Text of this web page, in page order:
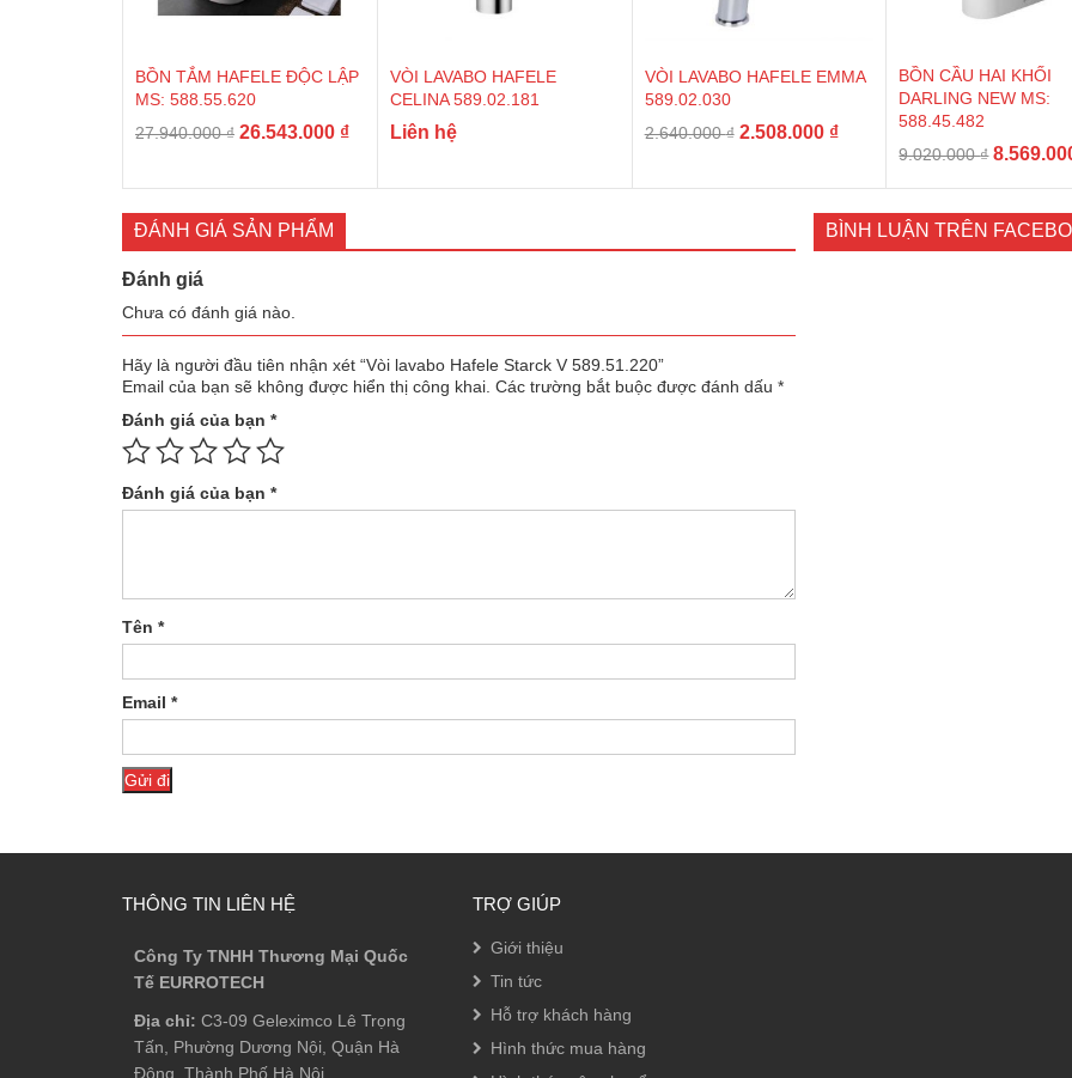
BỒN TẮM HAFELE ĐỘC LẬP
MS: 588.55.620
27.940.000₫ Giá
26.543.000 ₫Giá
VÒI LAVABO HAFELE
CELINA 589.02.181
Liên hệ
VÒI LAVABO HAFELE EMMA
589.02.030
2.640.000₫ Giá
2.508.000 ₫Giá
2.508.000 ₫.
BỒN CẦU HAI KHỐI
DARLING NEW MS:
588.45.482
9.020.000₫ Giá
ĐÁNH GIÁ SẢN PHẨM
Đánh giá
Chưa có đánh giá nào.
Hãy là người đầu tiên nhận xét “Vòi lavabo Hafele Starck V 589.51.220”
Email của bạn sẽ không được hiển thị công khai. Các trường bắt buộc được đánh dấu *
Đánh giá của bạn *
Đánh giá của bạn *
Tên *
Email *
BÌNH LUẬN TRÊN
THÔNG TIN LIÊN HỆ
Công Ty TNHH Thương Mại Quốc
Tế EURROTECH
Địa chỉ: C3-09 Geleximco Lê Trọng
Tấn, Phường Dương Nội, Quận Hà
Đông, Thành Phố Hà Nội.
TRỢ GIÚP
Giới thiệu
Tin tức
Hỗ trợ khách hàng
Hình thức mua hàng